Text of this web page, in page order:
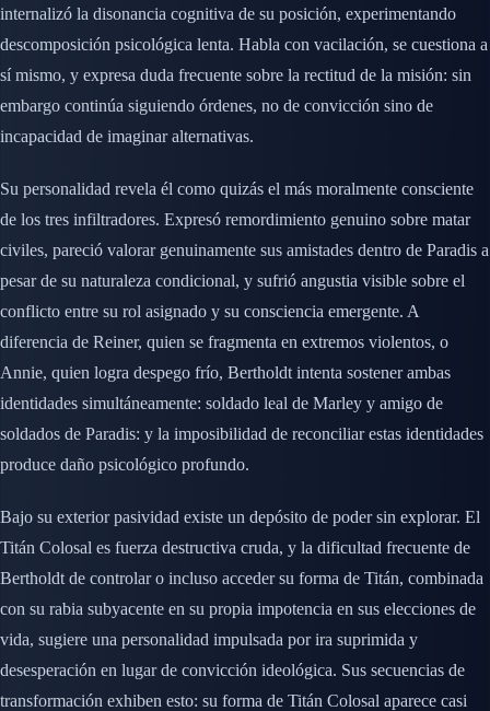
internalizó la disonancia cognitiva de su posición, experimentando
descomposición psicológica lenta. Habla con vacilación, se cuestiona a
sí mismo, y expresa duda frecuente sobre la rectitud de la misión: sin
embargo continúa siguiendo órdenes, no de convicción sino de
incapacidad de imaginar alternativas.
Su personalidad revela él como quizás el más moralmente consciente
de los tres infiltradores. Expresó remordimiento genuino sobre matar
civiles, pareció valorar genuinamente sus amistades dentro de Paradis a
pesar de su naturaleza condicional, y sufrió angustia visible sobre el
conflicto entre su rol asignado y su consciencia emergente. A
diferencia de Reiner, quien se fragmenta en extremos violentos, o
Annie, quien logra despego frío, Bertholdt intenta sostener ambas
identidades simultáneamente: soldado leal de Marley y amigo de
soldados de Paradis: y la imposibilidad de reconciliar estas identidades
produce daño psicológico profundo.
Bajo su exterior pasividad existe un depósito de poder sin explorar. El
Titán Colosal es fuerza destructiva cruda, y la dificultad frecuente de
Bertholdt de controlar o incluso acceder su forma de Titán, combinada
con su rabia subyacente en su propia impotencia en sus elecciones de
vida, sugiere una personalidad impulsada por ira suprimida y
desesperación en lugar de convicción ideológica. Sus secuencias de
transformación exhiben esto: su forma de Titán Colosal aparece casi